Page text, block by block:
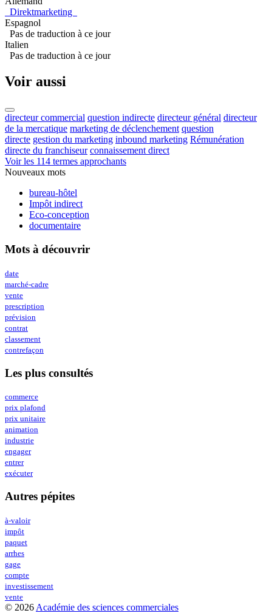
Direktmarketing
Espagnol
Pas de traduction à ce jour
Italien
Pas de traduction à ce jour
Voir aussi
directeur commercial question indirecte directeur général directeur
de la mercatique marketing de déclenchement question
directe gestion du marketing inbound marketing Rémunération
directe du franchiseur connaissement direct
Voir les 114 termes approchants
Nouveaux mots
bureau-hôtel
Impôt indirect
Eco-conception
documentaire
Mots à découvrir
date
marché-cadre
vente
prescription
prévision
contrat
classement
contrefaçon
Les plus consultés
commerce
prix plafond
prix unitaire
animation
industrie
engager
entrer
exécuter
Autres pépites
à-valoir
impôt
paquet
arrhes
gage
compte
investissement
vente
© 2026 Académie des sciences commerciales